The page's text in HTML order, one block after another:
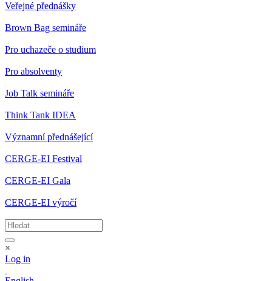
Veřejné přednášky
Brown Bag semináře
Pro uchazeče o studium
Pro absolventy
Job Talk semináře
Think Tank IDEA
Významní přednášející
CERGE-EI Festival
CERGE-EI Gala
CERGE-EI výročí
×
Log in